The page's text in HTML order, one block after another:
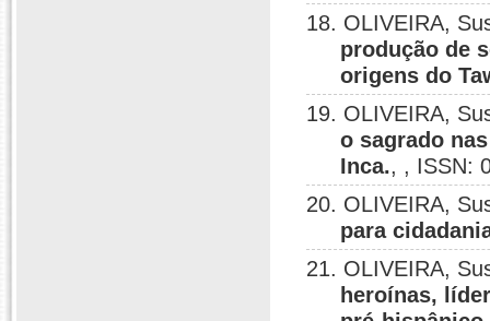
18. OLIVEIRA,
produção de
origens do
19. OLIVEIRA,
o sagrado
Inca., , ISSN:
20. OLIVEIRA,
para
21. OLIVEIRA,
heroínas,